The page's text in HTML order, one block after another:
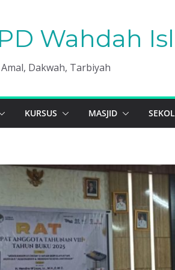
Wahdah
Dakwah, Tarbiyah
KURSUS MASJID